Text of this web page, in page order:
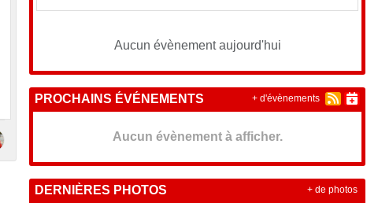
Aucun évènement aujourd'hui
PROCHAINS ÉVÉNEMENTS
Aucun évènement à afficher.
+ d'évènements
DERNIÈRES PHOTOS + de photos